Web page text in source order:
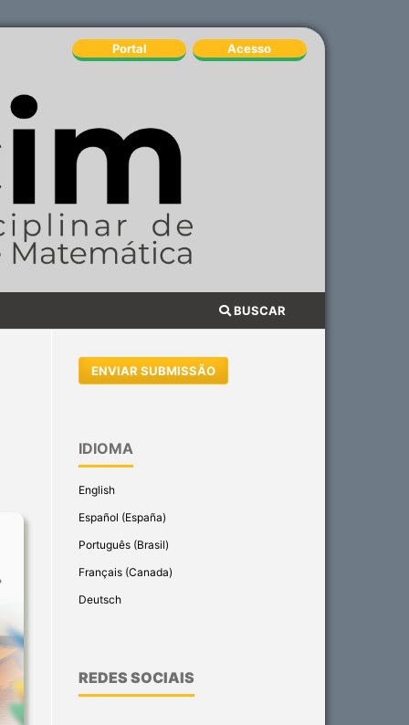
BUSCAR
Portal Acesso
ENVIAR SUBMISSÃO
IDIOMA
English
Español (España)
Português (Brasil)
Français (Canada)
Deutsch
REDES SOCIAIS